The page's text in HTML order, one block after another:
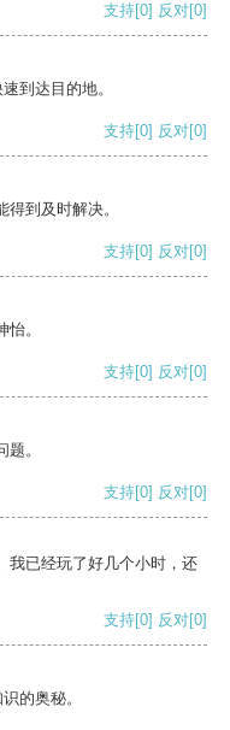
支持[0] 反对[0]
到达目的地。
支持[0] 反对[0]
到及时解决。
支持[0] 反对[0]
。
支持[0] 反对[0]
。
支持[0] 反对[0]
我已经玩了好几个小时，还
支持[0] 反对[0]
的奥秘。